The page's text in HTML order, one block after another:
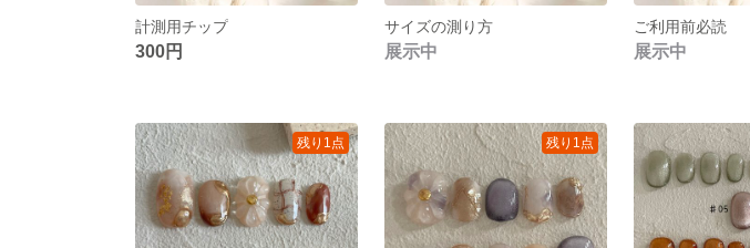
計測用チップ
300円
サイズの測り方
展示中
ご利用前必読
展示中
残り1点 残り1点